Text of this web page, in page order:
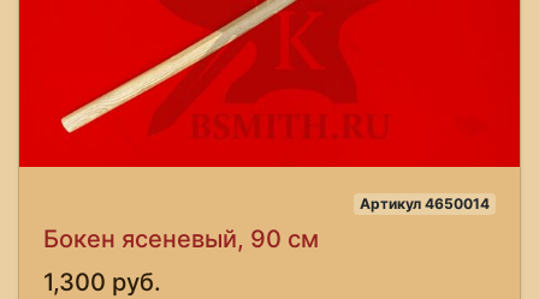
Артикул 4650014
Бокен ясеневый, 90 см
1,300 руб.